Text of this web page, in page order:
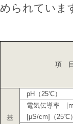
められていま
項
基
pH（25℃）
電気伝導率
[μS/cm]（25℃